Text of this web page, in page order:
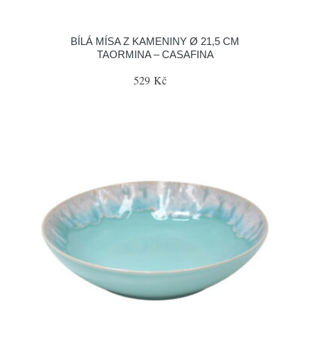
BÍLÁ MÍSA Z KAMENINY Ø 21,5 CM
TAORMINA – CASAFINA
529 Kč